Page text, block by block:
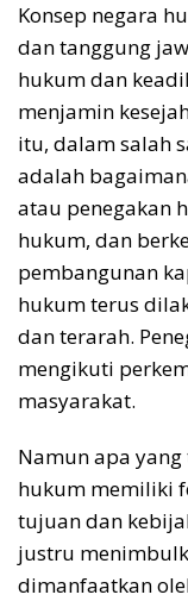
Konsep negara
dan tanggung
hukum dan
menjamin
itu, dalam salah
adalah
atau penegakan
hukum, dan
pembangunan
hukum terus
dan terarah.
mengikuti
masyarakat.
Namun apa
hukum memiliki
tujuan dan
justru
dimanfaatkan